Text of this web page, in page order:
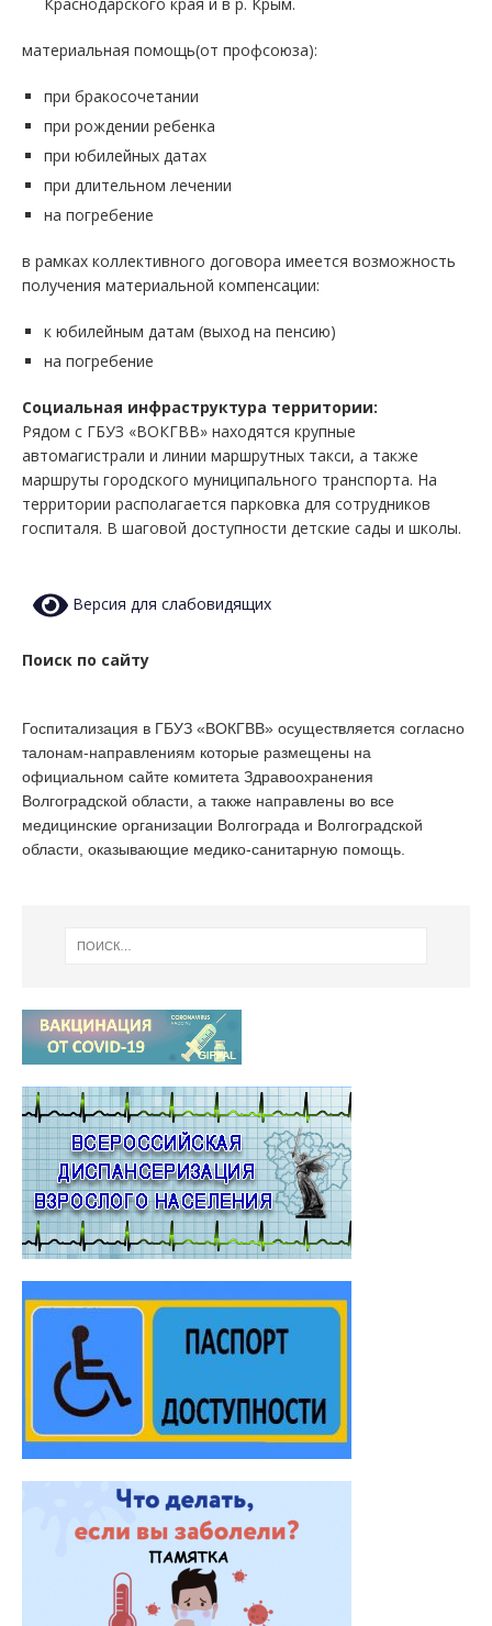
материальная помощь(от профсоюза):
при бракосочетании
при рождении ребенка
при юбилейных датах
при длительном лечении
на погребение
в рамках коллективного договора имеется возможность
получения материальной компенсации:
к юбилейным датам (выход на пенсию)
на погребение
Социальная инфраструктура территории:
Рядом с ГБУЗ «ВОКГВВ» находятся крупные
автомагистрали и линии маршрутных такси, а также
маршруты городского муниципального транспорта. На
территории располагается парковка для сотрудников
госпиталя. В шаговой доступности детские сады и школы.
Версия для слабовидящих
Поиск по сайту
Госпитализация в ГБУЗ «ВОКГВВ» осуществляется согласно
талонам-направлениям которые размещены на
официальном сайте комитета Здравоохранения
Волгоградской области, а также направлены во все
медицинские организации Волгограда и Волгоградской
области, оказывающие медико-санитарную помощь.